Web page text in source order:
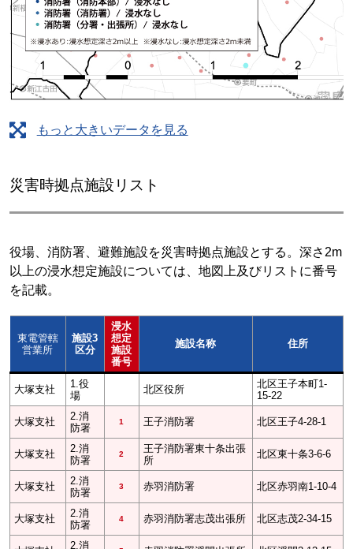
もっと大きいデータを見る
災害時拠点施設リスト
役場、消防署、避難施設を災害時拠点施設とする。深さ2m
以上の浸水想定施設については、地図上及びリストに番号
を記載。
東電管轄
営業所
施設3
区分
浸水
想定
施設
番号
施設名称 住所
大塚支社
1.役
場
北区役所
北区王子本町1-
15-22
大塚支社
2.消
防署
1 王子消防署 北区王子4-28-1
大塚支社
2.消
防署
2
王子消防署東十条出張
所
北区東十条3-6-6
大塚支社
2.消
防署
3 赤羽消防署 北区赤羽南1-10-4
大塚支社
2.消
防署
4 赤羽消防署志茂出張所 北区志茂2-34-15
2.消